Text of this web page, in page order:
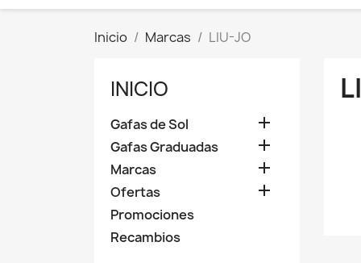
Inicio Marcas LIU-JO
INICIO
Gafas de Sol 
Gafas Graduadas 
Marcas 
Ofertas 
Promociones
Recambios